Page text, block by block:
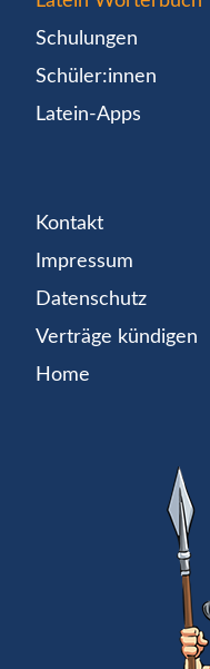
Schulungen
Schüler:innen
Latein-Apps
Kontakt
Impressum
Datenschutz
Verträge kündigen
Home